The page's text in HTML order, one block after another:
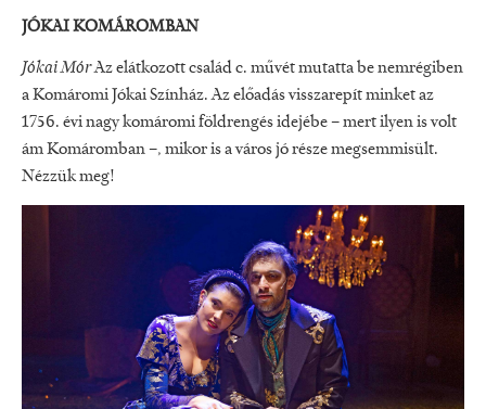
JÓKAI KOMÁROMBAN
Jókai MórAz elátkozott család c. művét mutatta be nemrégiben
a Komáromi Jókai Színház. Az előadás visszarepít minket az
1756. évi nagy komáromi földrengés idejébe – mert ilyen is volt
ám Komáromban –, mikor is a város jó része megsemmisült.
Nézzük meg!